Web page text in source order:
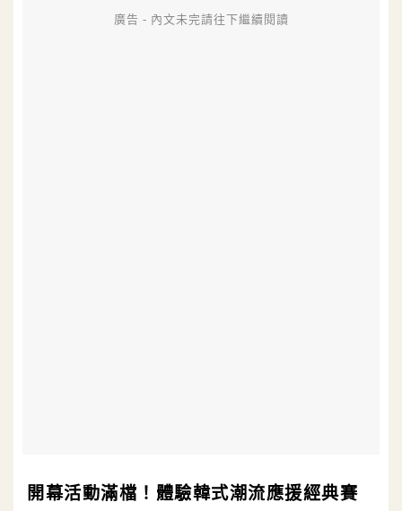
廣告 - 內文未完請往下繼續閱讀
開幕活動滿檔！體驗韓式潮流應援經典賽